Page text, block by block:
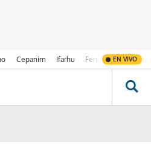
Cepanim Ifarhu Fenómeno de El
EN VIVO